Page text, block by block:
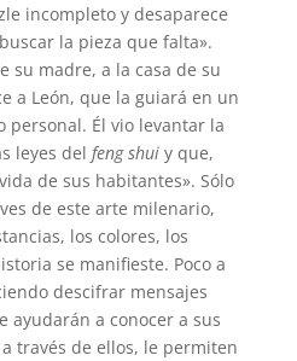
incompleto y desaparece
la pieza que falta».
su madre, a la casa de su
a León, que la guiará en un
Él vio levantar la
leyes del feng shuiy que,
de sus habitantes». Sólo
de este arte milenario,
los colores, los
se manifieste. Poco a
descifrar mensajes
ayudarán a conocer a sus
través de ellos, le permiten